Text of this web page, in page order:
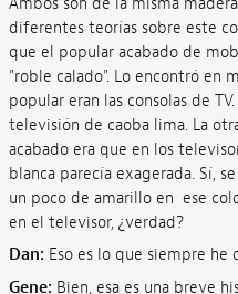
diferentes teorías sobre este
que el popular acabado de
"roble calado". Lo encontró en
popular eran las consolas de
televisión de caoba lima. La
acabado era que en los
blanca parecía exagerada. Sí,
un poco de amarillo en ese
en el televisor, ¿verdad?
Dan: Eso es lo que siempre he
Gene: Bien, esa es una breve